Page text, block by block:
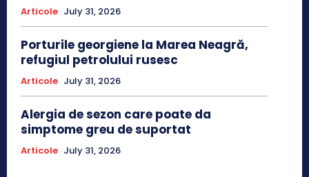
Articole July 31, 2026
Porturile georgiene la Marea Neagră,
refugiul petrolului rusesc
Articole July 31, 2026
Alergia de sezon care poate da
simptome greu de suportat
Articole July 31, 2026